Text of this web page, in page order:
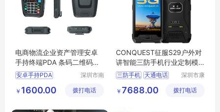
电商物流企业资产管理安卓
手持终端PDA 条码二维码数
据采集 工业三防 4GWiFi通讯
安卓手持PDA
深圳市南
技有限公
￥ 1600.00 拨打电话
CONQUEST征服S29户外对
讲智能三防手机行业定制模
块化智能终端
三防手机 天通电话
天通卫星电话
深圳市康
讯设备有
￥ 7688.00 拨打电话